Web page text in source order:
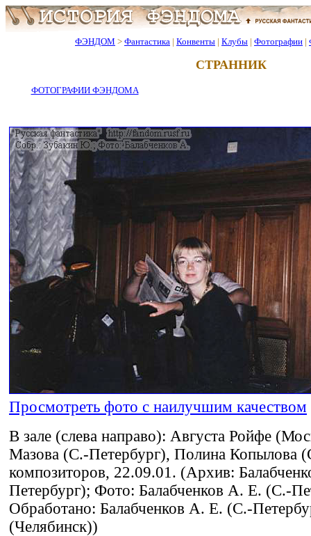
ФЭНДОМ > Фантастика | Конвенты | Клубы | Фотографии |
СТРАННИК
ФОТОГРАФИИ ФЭНДОМА
Просмотреть фото с наилучшим качеством
В зале (слева направо): Августа Ройфе
Мазова (С.-Петербург), Полина Копылова
композиторов, 22.09.01. (Архив:
Петербург); Фото: Балабченков А. Е. (С.-
Обработано: Балабченков А. Е. (С.-
(Челябинск))